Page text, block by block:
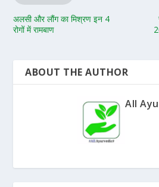
अलसी और लौंग का मिश्रण इन 4
रोगों में रामबाण
ABOUT THE AUTHOR
All